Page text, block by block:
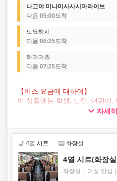
나고야 미나미사사시마라이브
다음 05:00도착
도요하시
다음 06:25도착
하마마츠
다음 07:25도착
【버스 요금에 대하여】
이 상품에는 학생, 노인, 어린이
모든 고객님께서는 성인 요금을
【수하물에 대하여】
수하물 크기는 3변의 합이
것이며 1인당 1개로 제한됩니다
차내 반입 및 트렁크 보관이 불
하시기 바랍니다.
자세
4열 시트 화장실
4열 시트(화장
화장실 여성 안심